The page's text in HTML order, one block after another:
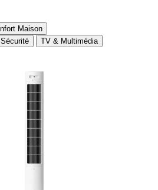
Maison
TV & Multimédia